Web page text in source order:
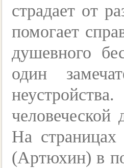
страдает от
помогает
душевного
один
На страницах
(Артюхин) в